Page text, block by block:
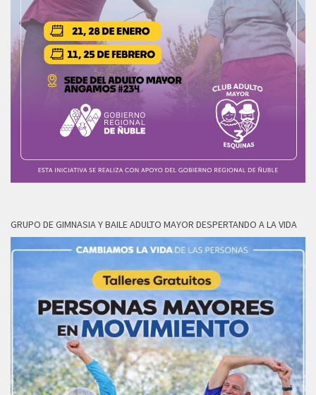
GRUPO DE GIMNASIA Y BAILE ADULTO MAYOR DESPERTANDO A LA VIDA